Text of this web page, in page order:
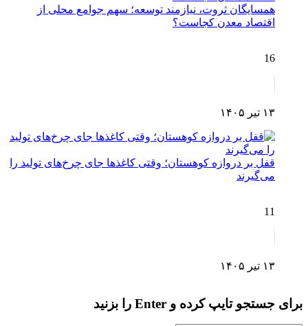
همسایگان ثروت، نیازمند توسعه؛ سهم جوامع محلی از
اقتصاد معدن کجاست؟
16
۱۳ تیر ۱۴۰۵
قفل بر دروازه کوهستان؛ وقتی کاغذها جای چرخ‌های تولید را
می‌گیرند
11
۱۳ تیر ۱۴۰۵
برای جستجو تایپ کرده و Enter را بزنید